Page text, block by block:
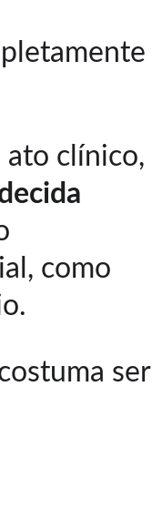
clínico,
como
ser